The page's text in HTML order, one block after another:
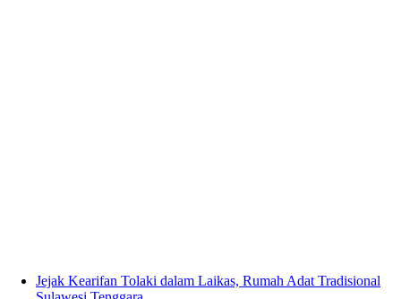
Jejak Kearifan Tolaki dalam Laikas, Rumah Adat Tradisional